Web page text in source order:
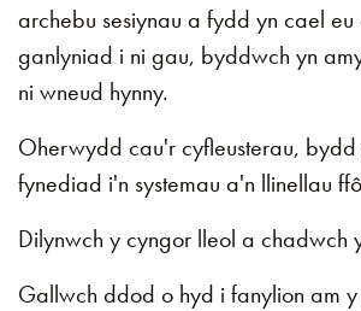
archebu sesiynau a fydd yn cael eu
ganlyniad i ni gau, byddwch yn
ni wneud hynny.
Oherwydd cau'r cyfleusterau,
fynediad i'n systemau a'n llinellau
Dilynwch y cyngor lleol a chadwch
Gallwch ddod o hyd i fanylion am